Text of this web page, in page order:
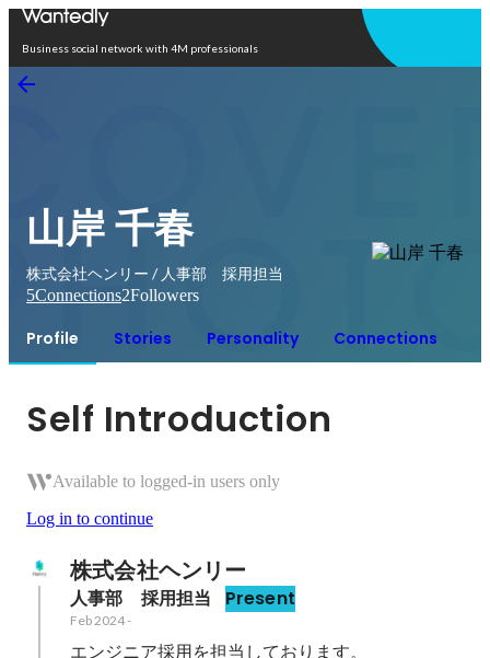
Business social network with 4M professionals
山岸 千春
株式会社ヘンリー / 人事部 採用担当
5Connections2Followers
Profile Stories Personality Connections
Self Introduction
Available to logged-in users only
Log in to continue
株式会社ヘンリー
人事部　採用担当 Present
Feb 2024-
エンジニア採用を担当しております。